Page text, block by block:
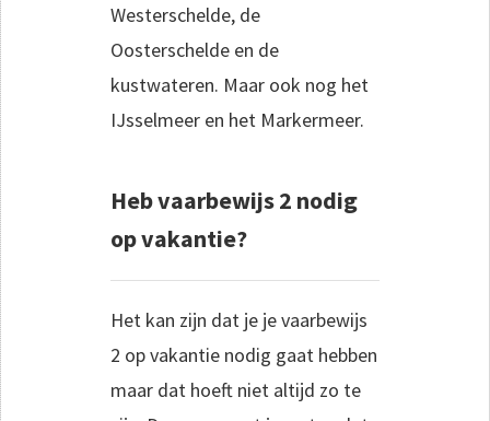
Westerschelde, de
Oosterschelde en de
kustwateren. Maar ook nog het
IJsselmeer en het Markermeer.
Heb vaarbewijs 2 nodig
op vakantie?
Het kan zijn dat je je vaarbewijs
2 op vakantie nodig gaat hebben
maar dat hoeft niet altijd zo te